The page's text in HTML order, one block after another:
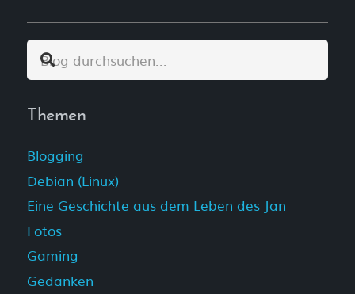
Themen
Blogging
Debian (Linux)
Eine Geschichte aus dem Leben des Jan
Fotos
Gaming
Gedanken